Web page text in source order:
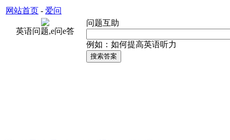
网站首页 - 爱问
英语问题,e问e答
问题互助
例如：如何提高英语听力